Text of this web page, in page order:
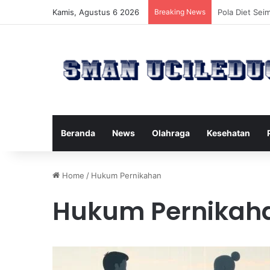
Kamis, Agustus 6 2026 Breaking News Manfaat
Beranda News Olahraga Kesehatan
Home / Hukum Pernikahan
Hukum